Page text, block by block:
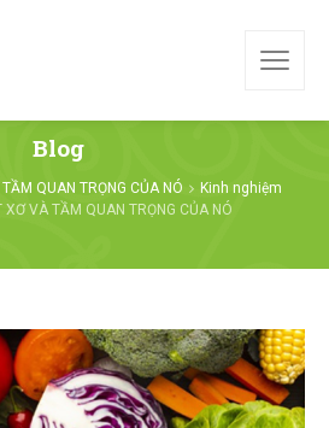
Blog
QUAN TRỌNG CỦA NÓ
Kinh nghiệm
XƠ VÀ TẦM QUAN TRỌNG CỦA NÓ